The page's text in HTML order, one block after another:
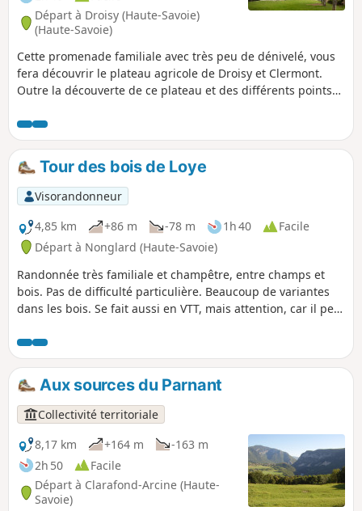
Départ à Droisy (Haute-Savoie)
(Haute-Savoie)
Cette promenade familiale avec très peu de dénivelé, vous
fera découvrir le plateau agricole de Droisy et Clermont.
Outre la découverte de ce plateau et des différents points
Blanc, cette randonnée est l'occasion de visiter le Château
de Clermont (XVIe siècle).
Tour des bois de Loye
Visorandonneur
4,85 km
+86 m -78 m 1h 40
Facile
Départ à Nonglard (Haute-Savoie)
Randonnée très familiale et champêtre, entre champs et
bois. Pas de difficulté particulière. Beaucoup de variantes
dans les bois. Se fait aussi en VTT, mais attention, car il peut
d'Âge, sur la Mandallaz et la Montagne du Gros Foug qui
nous sépare de la vallée du Rhône.
Aux sources du Parnant
Collectivité territoriale
8,17 km
+164 m
-163 m
2h 50
Facile
Départ à Clarafond-Arcine (Haute-
Savoie)